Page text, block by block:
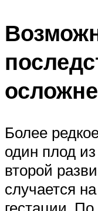
Более
один плод
второй
случается